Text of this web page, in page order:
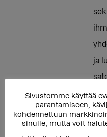
ja
Sivustomme käyttää
parantamiseen,
kohdennettuun
sinulle, mutta voit